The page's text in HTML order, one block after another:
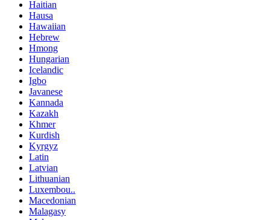
Haitian
Hausa
Hawaiian
Hebrew
Hmong
Hungarian
Icelandic
Igbo
Javanese
Kannada
Kazakh
Khmer
Kurdish
Kyrgyz
Latin
Latvian
Lithuanian
Luxembou..
Macedonian
Malagasy